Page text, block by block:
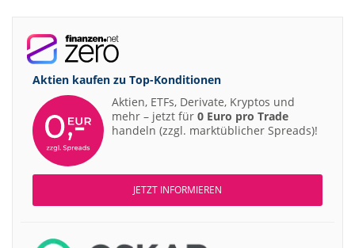
Aktien kaufen zu Top-Konditionen
Aktien, ETFs, Derivate, Kryptos und
mehr – jetzt für 0 Euro pro Trade
handeln (zzgl. marktüblicher Spreads)!
JETZT INFORMIEREN